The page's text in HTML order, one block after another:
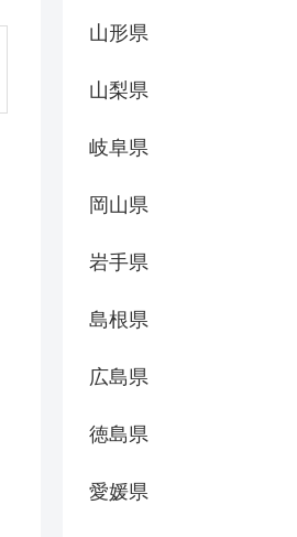
山形県
山梨県
岐阜県
岡山県
岩手県
島根県
広島県
徳島県
愛媛県